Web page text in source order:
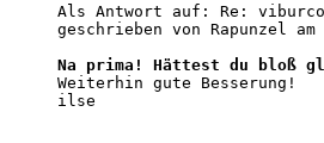
Als Antwort auf: Re:
geschrieben von Rapunzel
Na prima! Hättest du bloß
Weiterhin gute Besserung!
ilse